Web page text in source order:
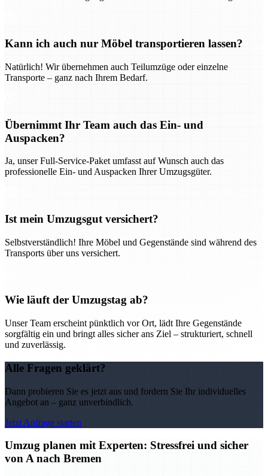
Kann ich auch nur Möbel transportieren lassen?
Natürlich! Wir übernehmen auch Teilumzüge oder einzelne
Transporte – ganz nach Ihrem Bedarf.
Übernimmt Ihr Team auch das Ein- und
Auspacken?
Ja, unser Full-Service-Paket umfasst auf Wunsch auch das
professionelle Ein- und Auspacken Ihrer Umzugsgüter.
Ist mein Umzugsgut versichert?
Selbstverständlich! Ihre Möbel und Gegenstände sind während des
Transports über uns versichert.
Wie läuft der Umzugstag ab?
Unser Team erscheint pünktlich vor Ort, lädt Ihre Gegenstände
sorgfältig ein und bringt alles sicher ans Ziel – strukturiert, schnell
und zuverlässig.
Alle Fragen geklärt?
Dann probieren Sie es jetzt aus und fordern Sie Ihr individuelles
Angebot an – ganz unverbindlich.
Jetzt Anfrage starten
Umzug planen mit Experten: Stressfrei und sicher
von A nach Bremen